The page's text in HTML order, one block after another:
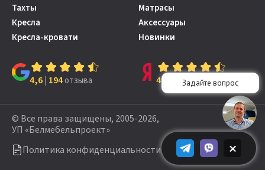
×
Тахты
Кресла
Кресла-кровати
Матрасы
Аксессуары
Новинки
4,6| 194отзыва 4,7 149отзывов
© Все права защищены, 2005-2026,
УП «Белмебельпроект»
Политика конфиденциальности